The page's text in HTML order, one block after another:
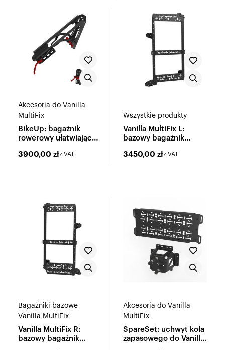
Akcesoria do Vanilla
MultiFix
BikeUp: bagażnik
rowerowy ułatwiający
3900,00 złz VAT
Wszystkie produkty
Vanilla MultiFix L:
bazowy bagażnik
3450,00 złz VAT
Bagażniki bazowe
Vanilla MultiFix
Vanilla MultiFix R:
bazowy bagażnik
Akcesoria do Vanilla
MultiFix
SpareSet: uchwyt koła
zapasowego do Vanilla